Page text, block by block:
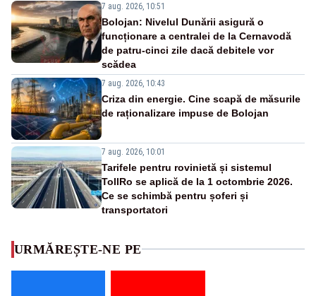
7 aug. 2026, 10:51
Bolojan: Nivelul Dunării asigură o
funcționare a centralei de la Cernavodă
de patru-cinci zile dacă debitele vor
scădea
7 aug. 2026, 10:43
Criza din energie. Cine scapă de măsurile
de raționalizare impuse de Bolojan
7 aug. 2026, 10:01
Tarifele pentru rovinietă și sistemul
TollRo se aplică de la 1 octombrie 2026.
Ce se schimbă pentru șoferi și
transportatori
URMĂREȘTE-NE PE